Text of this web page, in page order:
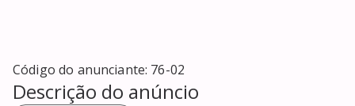
Código do anunciante: 76-02
Descrição do anúncio